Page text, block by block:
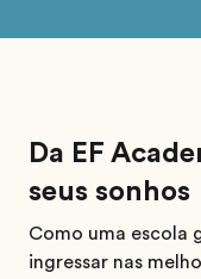
Da EF
seus sonhos
Como uma escola
ingressar nas